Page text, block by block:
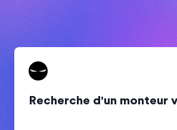
Recherche d'un monteur